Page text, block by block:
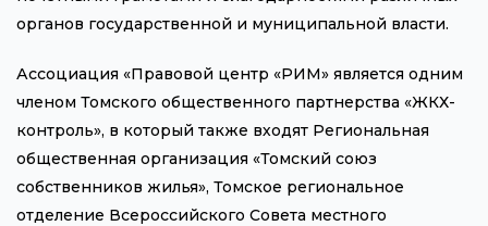
органов государственной и муниципальной власти.
Ассоциация «Правовой центр «РИМ» является одним
членом Томского общественного партнерства «ЖКХ-
контроль», в который также входят Региональная
общественная организация «Томский союз
собственников жилья», Томское региональное
отделение Всероссийского Совета местного